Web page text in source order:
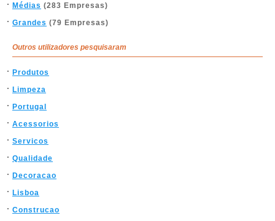
Médias (283 Empresas)
Grandes (79 Empresas)
Outros utilizadores pesquisaram
Produtos
Limpeza
Portugal
Acessorios
Servicos
Qualidade
Decoracao
Lisboa
Construcao